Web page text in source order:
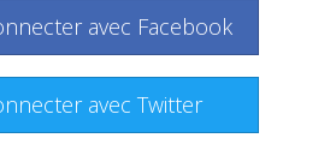
avec Facebook
avec Twitter